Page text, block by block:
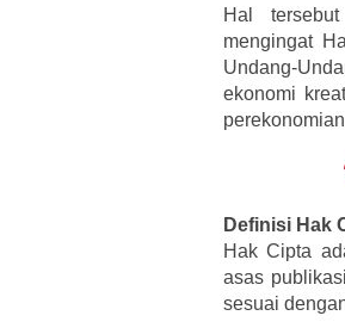
Hal
mengingat
Undang-
ekonomi
Definisi Hak
Hak Cipta
asas
sesuai